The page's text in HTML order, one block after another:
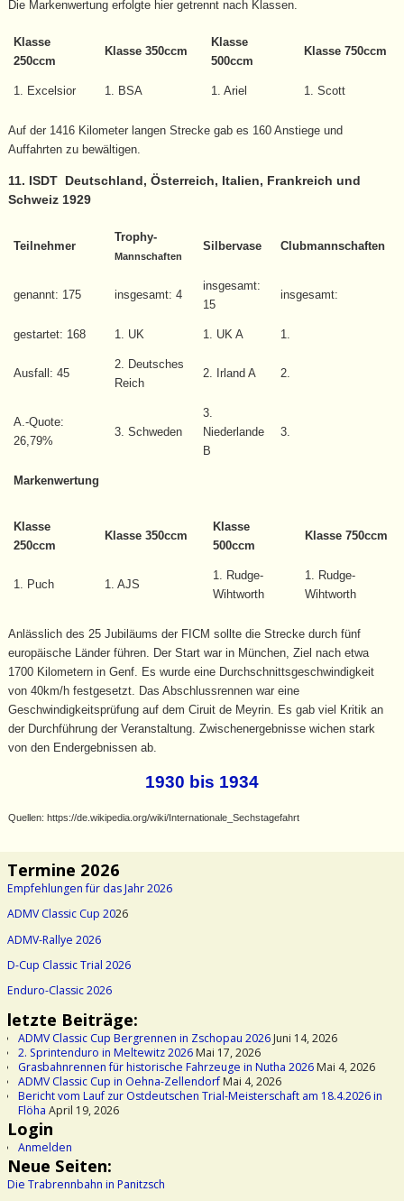
Die Markenwertung erfolgte hier getrennt nach Klassen.
Klasse
250ccm
Klasse 350ccm
Klasse
500ccm
Klasse 750ccm
1. Excelsior 1. BSA 1. Ariel 1. Scott
Auf der 1416 Kilometer langen Strecke gab es 160 Anstiege und
Auffahrten zu bewältigen.
11. ISDT Deutschland, Österreich, Italien, Frankreich und
Schweiz 1929
Teilnehmer
Trophy-
Mannschaften
Silbervase Clubmannschaften
genannt: 175 insgesamt: 4
insgesamt:
15
insgesamt:
gestartet: 168 1. UK 1. UK A 1.
Ausfall: 45
2. Deutsches
Reich
2. Irland A 2.
A.-Quote:
26,79%
3. Schweden
3.
Niederlande
B
3.
Markenwertung
Klasse
250ccm
Klasse 350ccm
Klasse
500ccm
Klasse 750ccm
1. Puch 1. AJS
1. Rudge-
Wihtworth
1. Rudge-
Wihtworth
Anlässlich des 25 Jubiläums der FICM sollte die Strecke durch fünf
europäische Länder führen. Der Start war in München, Ziel nach etwa
1700 Kilometern in Genf. Es wurde eine Durchschnittsgeschwindigkeit
von 40km/h festgesetzt. Das Abschlussrennen war eine
Geschwindigkeitsprüfung auf dem Ciruit de Meyrin. Es gab viel Kritik an
der Durchführung der Veranstaltung. Zwischenergebnisse wichen stark
von den Endergebnissen ab.
1930 bis 1934
Quellen: https://de.wikipedia.org/wiki/Internationale_Sechstagefahrt
Termine 2026
Empfehlungen für das Jahr 2026
ADMV Classic Cup 2026
ADMV-Rallye 2026
D-Cup Classic Trial 2026
Enduro-Classic 2026
letzte Beiträge:
ADMV Classic Cup Bergrennen in Zschopau 2026Juni 14, 2026
2. Sprintenduro in Meltewitz 2026Mai 17, 2026
Grasbahnrennen für historische Fahrzeuge in Nutha 2026Mai 4, 2026
ADMV Classic Cup in Oehna-ZellendorfMai 4, 2026
Bericht vom Lauf zur Ostdeutschen Trial-Meisterschaft am 18.4.2026 in
Flöha April 19, 2026
Login
Anmelden
Neue Seiten:
Die Trabrennbahn in Panitzsch